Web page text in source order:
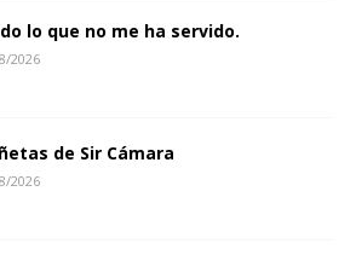
lo que no me ha servido.
2026
de Sir Cámara
2026